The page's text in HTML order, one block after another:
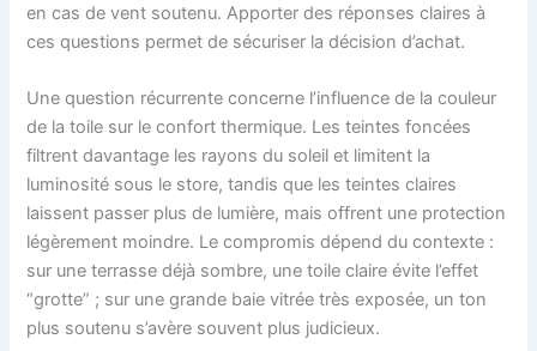
en cas de vent soutenu. Apporter des réponses claires à
ces questions permet de sécuriser la décision d’achat.
Une question récurrente concerne l’influence de la couleur
de la toile sur le confort thermique. Les teintes foncées
filtrent davantage les rayons du soleil et limitent la
luminosité sous le store, tandis que les teintes claires
laissent passer plus de lumière, mais offrent une protection
légèrement moindre. Le compromis dépend du contexte :
sur une terrasse déjà sombre, une toile claire évite l’effet
“grotte” ; sur une grande baie vitrée très exposée, un ton
plus soutenu s’avère souvent plus judicieux.